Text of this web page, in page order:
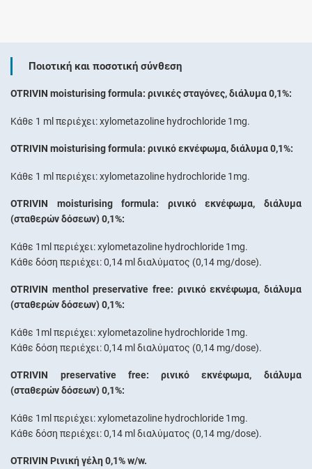
Ποιοτική και ποσοτική σύνθεση
OTRIVIN moisturising formula: ρινικές σταγόνες, διάλυμα 0,1%:
Κάθε 1 ml περιέχει: xylometazoline hydrochloride 1mg.
OTRIVIN moisturising formula: ρινικό εκνέφωμα, διάλυμα 0,1%:
Κάθε 1 ml περιέχει: xylometazoline hydrochloride 1mg.
OTRIVIN moisturising formula: ρινικό εκνέφωμα, διάλυμα
(σταθερών δόσεων) 0,1%:
Κάθε 1ml περιέχει: xylometazoline hydrochloride 1mg.
Κάθε δόση περιέχει: 0,14 ml διαλύματος (0,14 mg/dose).
OTRIVIN menthol preservative free: ρινικό εκνέφωμα, διάλυμα
(σταθερών δόσεων) 0,1%:
Κάθε 1ml περιέχει: xylometazoline hydrochloride 1mg.
Κάθε δόση περιέχει: 0,14 ml διαλύματος (0,14 mg/dose).
OTRIVIN preservative free: ρινικό εκνέφωμα, διάλυμα
(σταθερών δόσεων) 0,1%:
Κάθε 1ml περιέχει: xylometazoline hydrochloride 1mg.
Κάθε δόση περιέχει: 0,14 ml διαλύματος (0,14 mg/dose).
OTRIVIN Ρινική γέλη 0,1% w/w.